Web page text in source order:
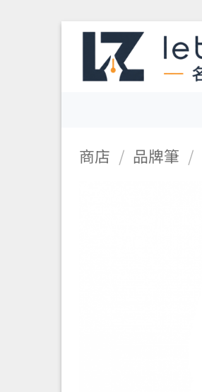
Skip
content
商店 / 品牌筆 /